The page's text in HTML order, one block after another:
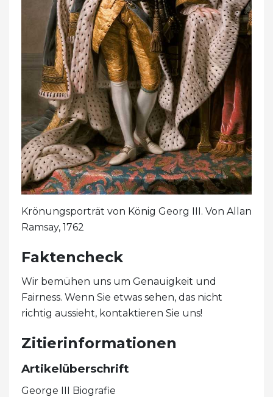
Krönungsporträt von König Georg III. Von Allan
Ramsay, 1762
Faktencheck
Wir bemühen uns um Genauigkeit und
Fairness. Wenn Sie etwas sehen, das nicht
richtig aussieht, kontaktieren Sie uns!
Zitierinformationen
Artikelüberschrift
George III Biografie